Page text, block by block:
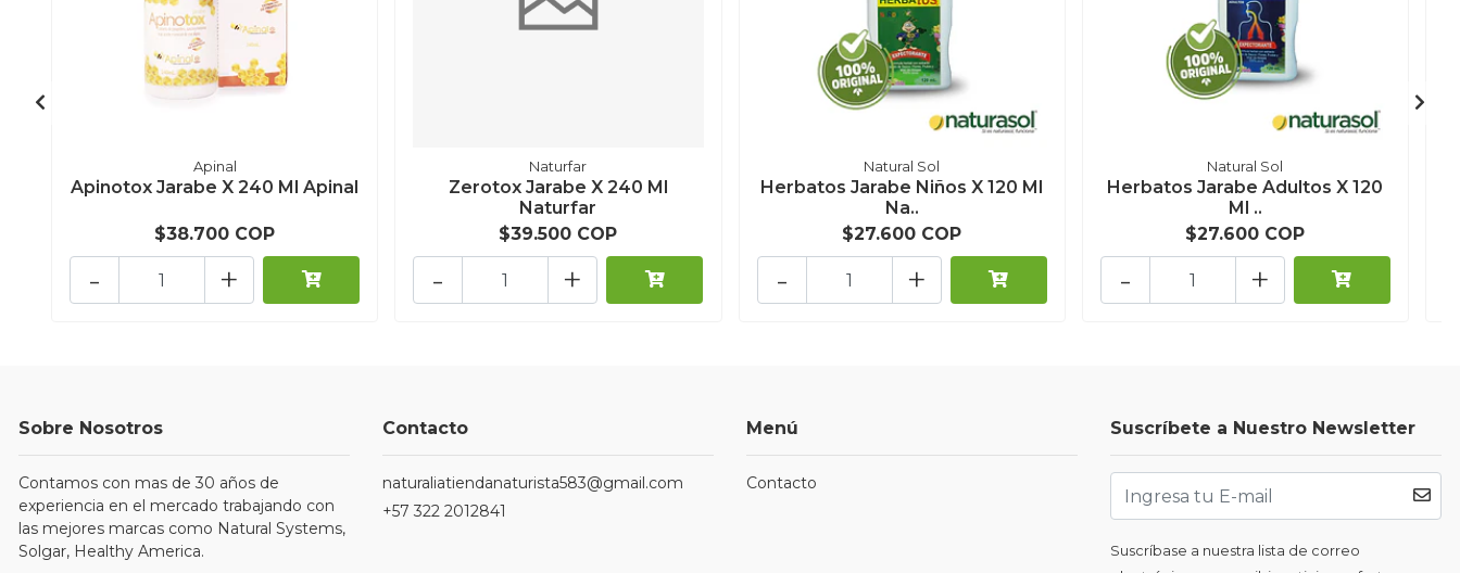
Apinal
Apinotox Jarabe X 240 Ml Apinal
$38.700 COP
+
-
Naturfar
Zerotox Jarabe X 240 Ml
Naturfar
$39.500 COP
+
-
Natural Sol
Herbatos Jarabe Niños X 120 Ml
Na..
$27.600 COP
+
-
Natural Sol
Herbatos Jarabe Adultos X 120
Ml ..
$27.600 COP
+
-
Sobre Nosotros
Contamos con mas de 30 años de
experiencia en el mercado trabajando con
las mejores marcas como Natural Systems,
Solgar, Healthy America.
Contacto
naturaliatiendanaturista583@gmail.com
+57 322 2012841
Menú
Contacto
Suscríbete a Nuestro Newsletter
Suscríbase a nuestra lista de correo